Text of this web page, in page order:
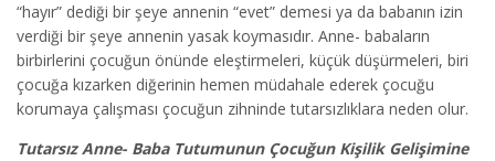
“hayır” dediği bir şeye annenin “evet” demesi ya da babanın izin
verdiği bir şeye annenin yasak koymasıdır. Anne- babaların
birbirlerini çocuğun önünde eleştirmeleri, küçük düşürmeleri, biri
çocuğa kızarken diğerinin hemen müdahale ederek çocuğu
korumaya çalışması çocuğun zihninde tutarsızlıklara neden olur.
Tutarsız Anne- Baba Tutumunun Çocuğun Kişilik Gelişimine